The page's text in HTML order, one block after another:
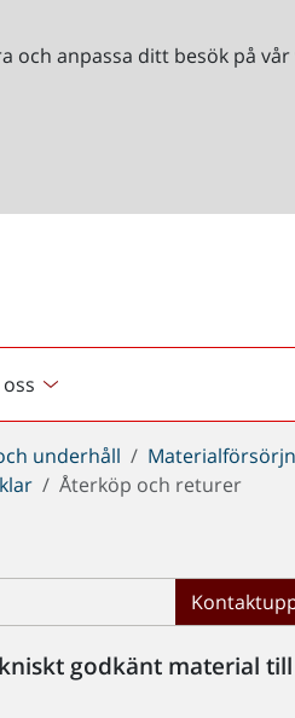
anpassa ditt besök på
underhåll
Återköp och returer
godkänt material till